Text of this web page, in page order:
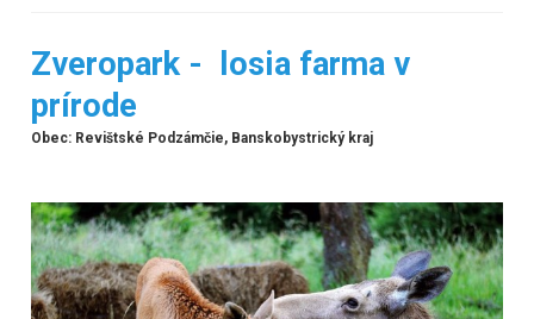
Zveropark - losia farma v
prírode
Obec: Revištské Podzámčie, Banskobystrický kraj